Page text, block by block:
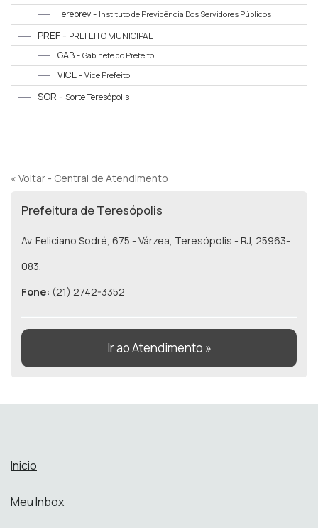
Tereprev - Instituto de Previdência Dos Servidores Públicos
Municipais de Teresópolis
PREF - PREFEITO MUNICIPAL
GAB - Gabinete do Prefeito
VICE - Vice Prefeito
SOR - Sorte Teresópolis
« Voltar - Central de Atendimento
Prefeitura de Teresópolis
Av. Feliciano Sodré, 675 - Várzea, Teresópolis - RJ, 25963-
083.
Fone: (21) 2742-3352
Ir ao Atendimento »
Inicio
Meu Inbox